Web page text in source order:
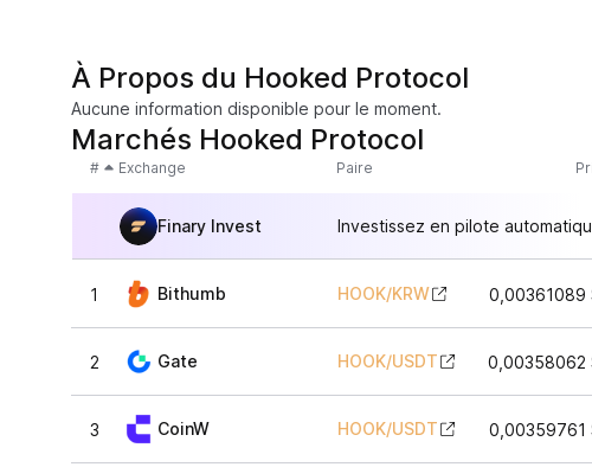
À Propos du Hooked Protocol
Aucune information disponible pour le moment.
Marchés Hooked Protocol
# Exchange Paire
Finary Invest Investissez en pilote
1 Bithumb HOOK/KRW 0,00361089
2 Gate HOOK/USDT 0,00358062
3 CoinW HOOK/USDT 0,00359761